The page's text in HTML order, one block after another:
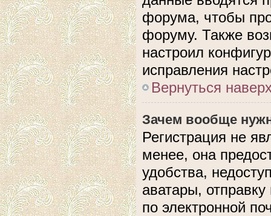
форума, чтобы
форуму. Также
настроил
исправления
Вернуться
Зачем вообще
Регистрация не
менее, она
удобства,
аватары,
по электронной